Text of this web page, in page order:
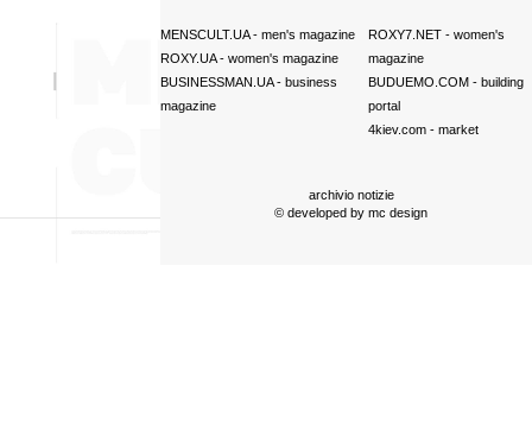
MENSCULT.UA- men's magazine
ROXY.UA- women's magazine
BUSINESSMAN.UA- business
magazine
ROXY7.NET- women's
magazine
BUDUEMO.COM- building
portal
4kiev.com- market
archivio notizie
© developed by mc design